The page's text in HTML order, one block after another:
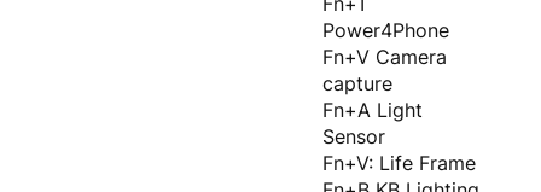
Power4Phone
Fn+V Camera
capture
Fn+A Light
Sensor
Fn+V: Life Frame